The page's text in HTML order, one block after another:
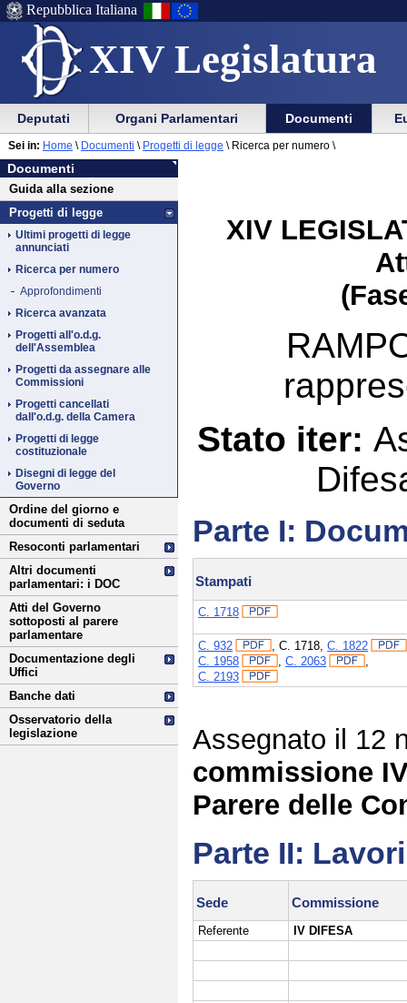
XIV Legislatura
Menu
di
ausilio
alla
navigazione
Vai
Menu
di
navigazione
principale
Repubblica Italiana
Menu
di
navigazione
principale
Vai
menu
di
sezione
Deputati Organi Parlamentari Documenti
Documenti
Vai
al
contenuto
Documenti
Guida alla sezione
Progetti di legge
Ultimi progetti di legge
annunciati
Ricerca per numero
Approfondimenti
Ricerca avanzata
Progetti all'o.d.g.
dell'Assemblea
Progetti da assegnare alle
Commissioni
Progetti cancellati
dall'o.d.g. della Camera
Progetti di legge
costituzionale
Disegni di legge del
Governo
Ordine del giorno e
documenti di seduta
Resoconti parlamentari
Altri documenti
parlamentari: i DOC
Atti del Governo
sottoposti al parere
parlamentare
Documentazione degli
Uffici
Banche dati
Osservatorio della
legislazione
Sei in: Home \ Documenti \ Progetti di legge \ Ricerca per numero \
XIV
Stato iter:
Parte I:
Stampati
C. 1718
C. 932 ,C. 1718 ,C. 1822
C. 1958
,C. 2063
C. 2193
Assegnato il 12
commissione
Parere delle
Parte II:
Sede Commissione
Referente IV DIFESA